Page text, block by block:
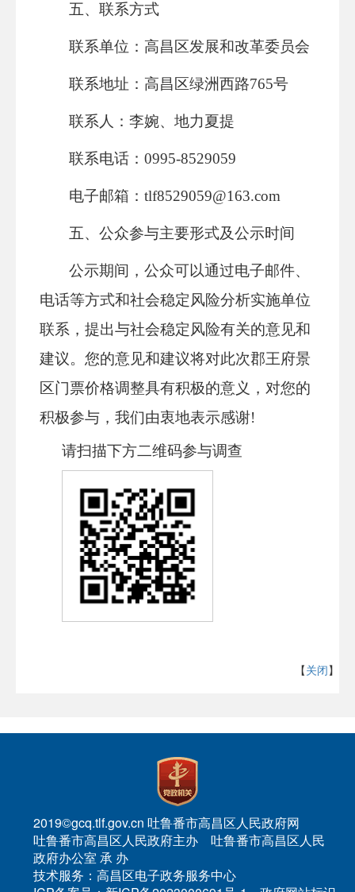
五、联系方式
联系单位：高昌区发展和改革委员会
联系地址：高昌区绿洲西路765号
联系人：李婉、地力夏提
联系电话：0995-8529059
电子邮箱：tlf8529059@163.com
五、公众参与主要形式及公示时间
公示期间，公众可以通过电子邮件、
电话等方式和社会稳定风险分析实施单位
联系，提出与社会稳定风险有关的意见和
建议。您的意见和建议将对此次郡王府景
区门票价格调整具有积极的意义，对您的
积极参与，我们由衷地表示感谢!
请扫描下方二维码参与调查
【关闭】
2019©gcq.tlf.gov.cn 吐鲁番市高昌区人民政府网
吐鲁番市高昌区人民政府主办 吐鲁番市高昌区人民
政府办公室 承 办
技术服务：高昌区电子政务服务中心